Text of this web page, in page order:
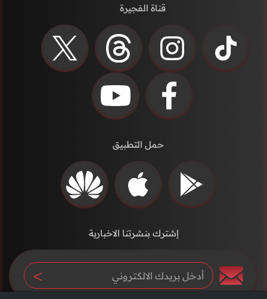
قناة الفجيرة
حمل التطبيق
إشترك بنشرتنا الاخبارية